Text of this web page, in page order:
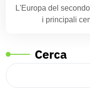
L'Europa del
i principali
Cerca